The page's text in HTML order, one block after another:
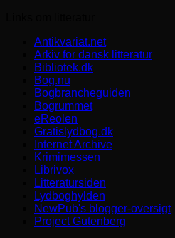
Antikvariat.net
Arkiv for dansk litteratur
Bibliotek.dk
Bog.nu
Bogbrancheguiden
Bogrummet
eReolen
Gratislydbog.dk
Internet Archive
Krimimessen
Librivox
Litteratursiden
Lydboghylden
NewPub's blogger-oversigt
Project Gutenberg